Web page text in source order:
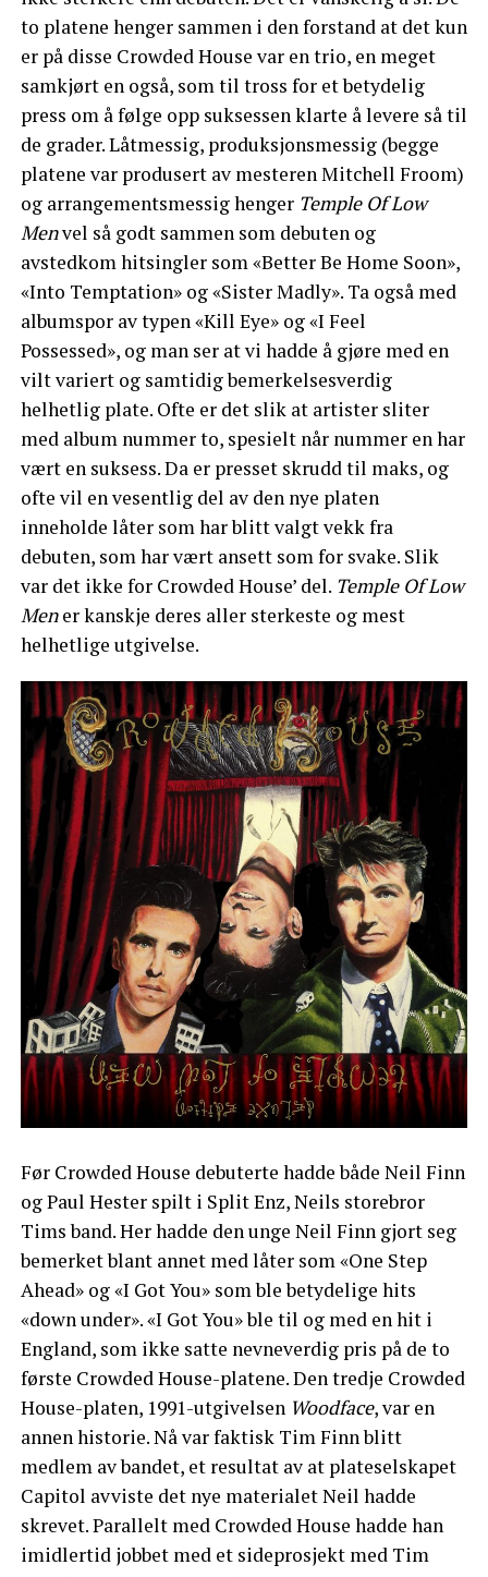
to platene henger sammen i den forstand at det kun
er på disse Crowded House var en trio, en meget
samkjørt en også, som til tross for et betydelig
press om å følge opp suksessen klarte å levere så til
de grader. Låtmessig, produksjonsmessig (begge
platene var produsert av mesteren Mitchell Froom)
og arrangementsmessig henger Temple Of Low
Menvel så godt sammen som debuten og
avstedkom hitsingler som «Better Be Home Soon»,
«Into Temptation» og «Sister Madly». Ta også med
albumspor av typen «Kill Eye» og «I Feel
Possessed», og man ser at vi hadde å gjøre med en
vilt variert og samtidig bemerkelsesverdig
helhetlig plate. Ofte er det slik at artister sliter
med album nummer to, spesielt når nummer en har
vært en suksess. Da er presset skrudd til maks, og
ofte vil en vesentlig del av den nye platen
inneholde låter som har blitt valgt vekk fra
debuten, som har vært ansett som for svake. Slik
var det ikke for Crowded House’ del. Temple Of Low
Mener kanskje deres aller sterkeste og mest
helhetlige utgivelse.
Før Crowded House debuterte hadde både Neil Finn
og Paul Hester spilt i Split Enz, Neils storebror
Tims band. Her hadde den unge Neil Finn gjort seg
bemerket blant annet med låter som «One Step
Ahead» og «I Got You» som ble betydelige hits
«down under». «I Got You» ble til og med en hit i
England, som ikke satte nevneverdig pris på de to
første Crowded House-platene. Den tredje Crowded
House-platen, 1991-utgivelsen Woodface, var en
annen historie. Nå var faktisk Tim Finn blitt
medlem av bandet, et resultat av at plateselskapet
Capitol avviste det nye materialet Neil hadde
skrevet. Parallelt med Crowded House hadde han
imidlertid jobbet med et sideprosjekt med Tim